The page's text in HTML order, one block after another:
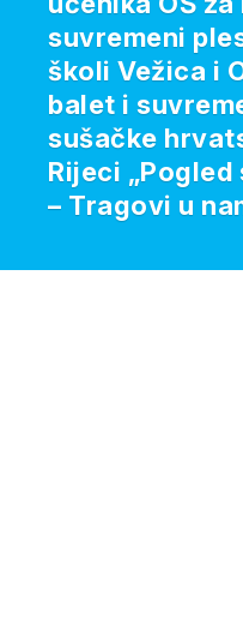
suvremeni
školi Vežica i
balet i
sušačke
Rijeci
– Tragovi u